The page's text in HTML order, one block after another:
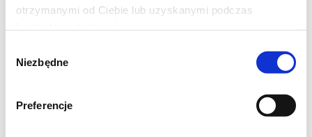
otrzymanymi od Ciebie lub uzyskanymi podczas
zgody
Niezbędne
Preferencje